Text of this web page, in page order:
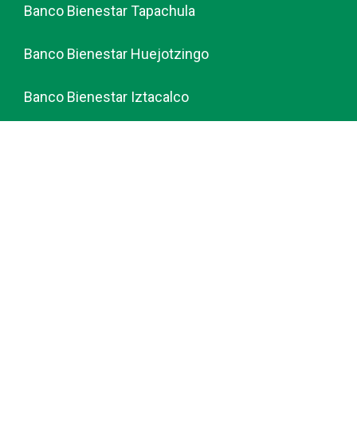
Banco Bienestar Tapachula
Banco Bienestar Huejotzingo
Banco Bienestar Iztacalco